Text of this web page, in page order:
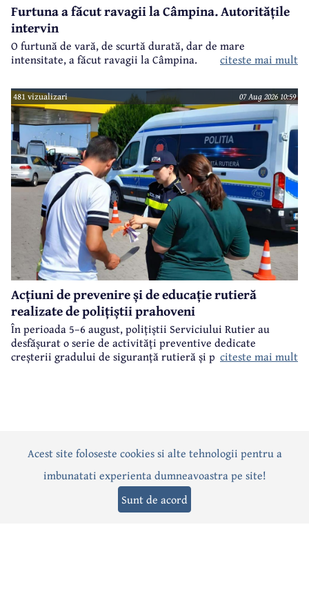
Furtuna a făcut ravagii la Câmpina. Autoritățile
intervin
O furtună de vară, de scurtă durată, dar de mare
intensitate, a făcut ravagii la Câmpina.
citeste mai mult
481 vizualizari 07 Aug 2026 10:59
Acțiuni de prevenire și de educație rutieră
realizate de polițiștii prahoveni
În perioada 5–6 august, polițiștii Serviciului Rutier au
desfășurat o serie de activități preventive dedicate
creșterii gradului de siguranță rutieră și promovării unui
citeste mai mult
ActualitatePoliticăSocialEvenimentInterviuri
Editorial Sport Anunțuri
Acest site foloseste cookies si alte tehnologii pentru a
imbunatati experienta dumneavoastra pe site!
Sunt de acord